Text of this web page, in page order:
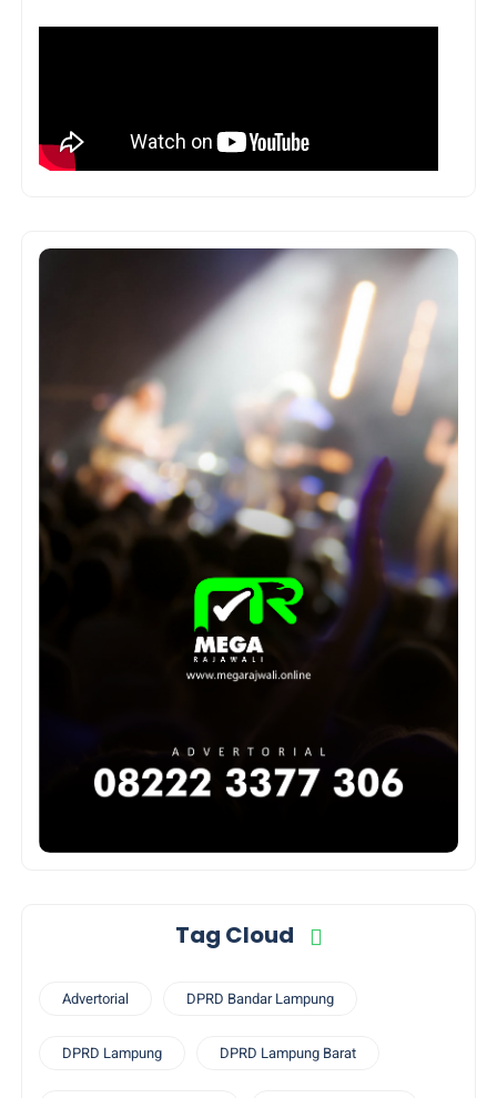
Tag Cloud
Advertorial DPRD Bandar Lampung
DPRD Lampung DPRD Lampung Barat